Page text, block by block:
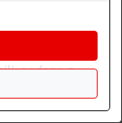
podane z
ze